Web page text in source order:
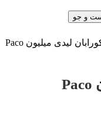
و جو
عطر پاکورابان لیدی میلیون Paco
عطر پاکورابان لیدی میلیون Paco